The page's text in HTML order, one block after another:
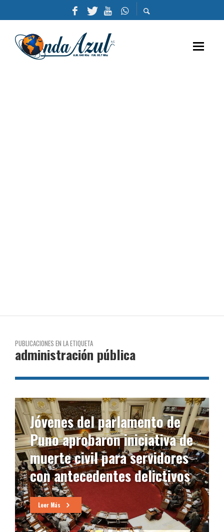
PUBLICACIONES EN LA ETIQUETA
administración pública
Jóvenes del parlamento de
Puno aprobaron iniciativa de
muerte civil para servidores
con antecedentes delictivos
Leer Más